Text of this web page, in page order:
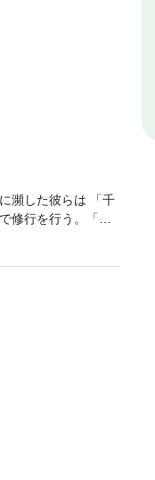
瀕した彼らは 「千
修行を行う。「戦
年後、約束の地へ